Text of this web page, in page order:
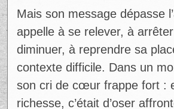
@mlle_jess_